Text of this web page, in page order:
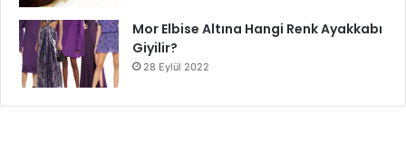
Mor Elbise Altına Hangi Renk Ayakkabı
Giyilir?
28 Eylül 2022